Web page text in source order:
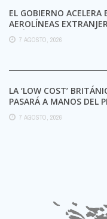
EL GOBIERNO ACELERA
AEROLÍNEAS
TRÁMITES
7 AGOSTO, 2026
LA ‘LOW COST’
PASARÁ A MANOS DEL
POSIBLE:
7 AGOSTO, 2026